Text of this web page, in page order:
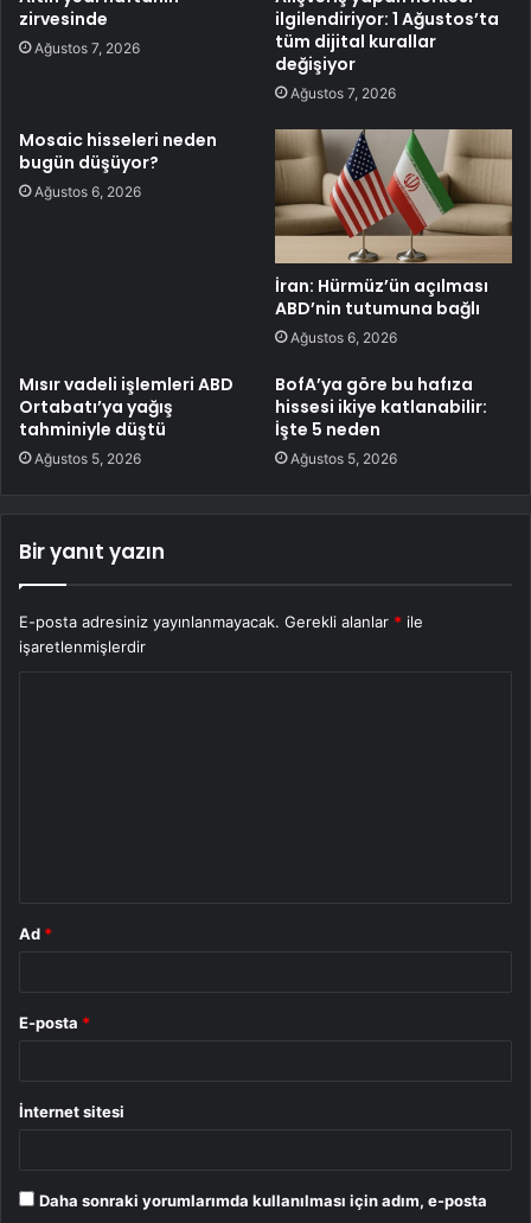
zirvesinde
Ağustos 7, 2026
ilgilendiriyor: 1 Ağustos’ta
tüm dijital kurallar
değişiyor
Ağustos 7, 2026
Mosaic hisseleri neden
bugün düşüyor?
Ağustos 6, 2026
İran: Hürmüz’ün açılması
ABD’nin tutumuna bağlı
Ağustos 6, 2026
Mısır vadeli işlemleri ABD
Ortabatı’ya yağış
tahminiyle düştü
Ağustos 5, 2026
BofA’ya göre bu hafıza
hissesi ikiye katlanabilir:
İşte 5 neden
Ağustos 5, 2026
Bir yanıt yazın
E-posta adresiniz yayınlanmayacak. Gerekli alanlar * ile
işaretlenmişlerdir
Ad *
E-posta *
İnternet sitesi
Daha sonraki yorumlarımda kullanılması için adım, e-posta